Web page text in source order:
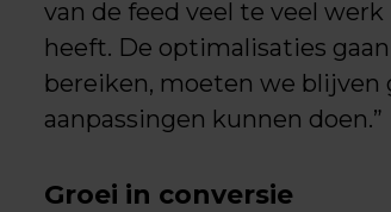
van de feed veel te veel
heeft. De optimalisaties
bereiken, moeten we blijven
aanpassingen kunnen doen.”
Groei in conversie